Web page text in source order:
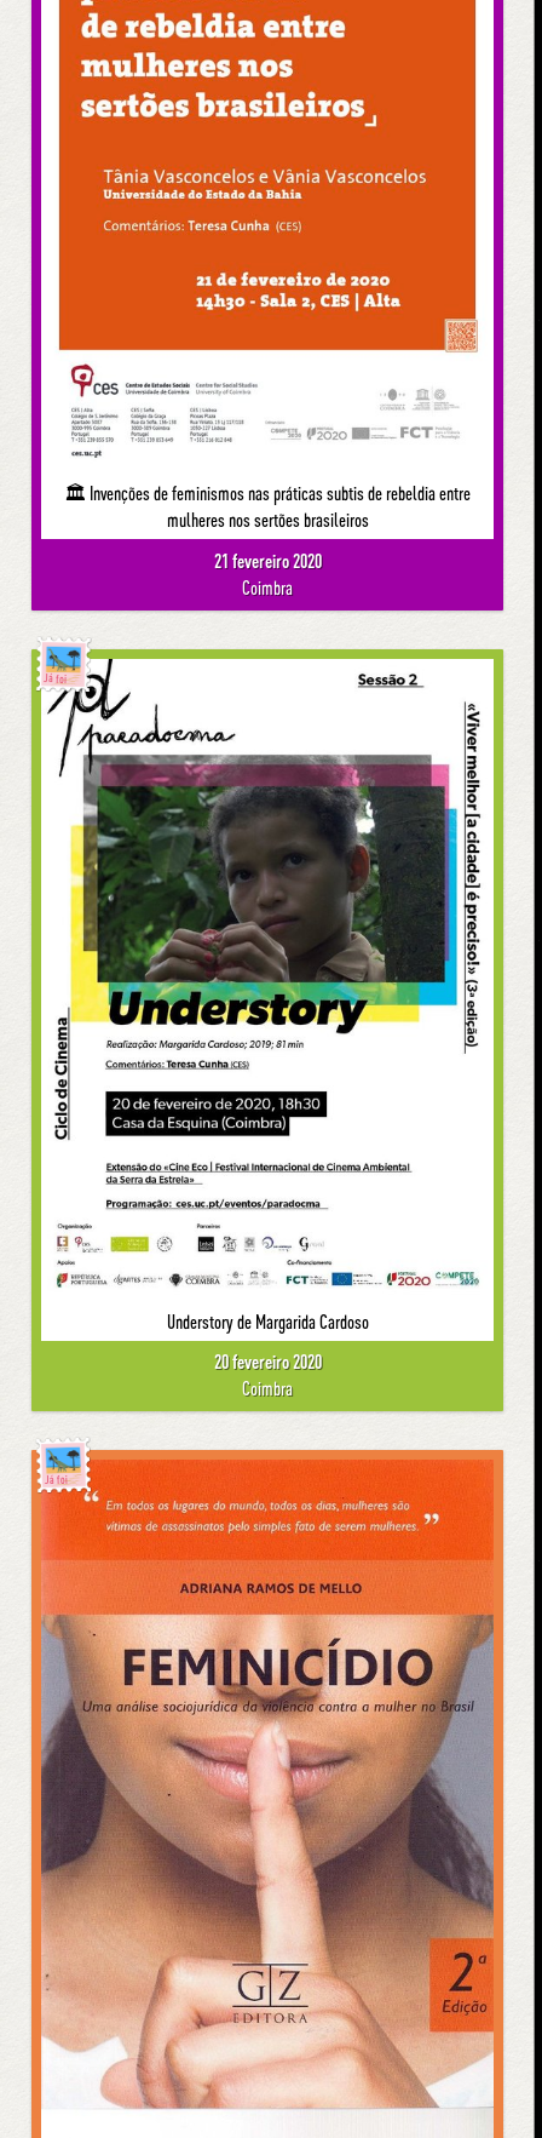
🏛 Invenções de feminismos nas práticas subtis de rebeldia entre
mulheres nos sertões brasileiros
21 fevereiro 2020
Coimbra
Já foi
Understory de Margarida Cardoso
20 fevereiro 2020
Coimbra
Já foi